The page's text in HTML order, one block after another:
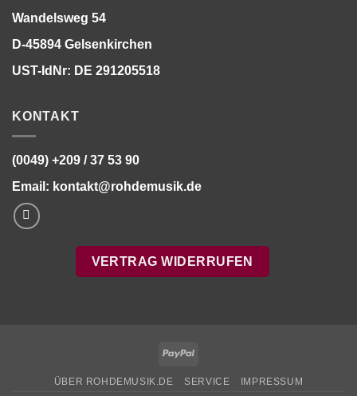
Wandelsweg 54
D-45894 Gelsenkirchen
UST-IdNr: DE 291205518
KONTAKT
(0049) +209 / 37 53 90
Email: kontakt@rohdemusik.de
VERTRAG WIDERRUFEN
PayPal
ÜBER ROHDEMUSIK.DE SERVICE IMPRESSUM